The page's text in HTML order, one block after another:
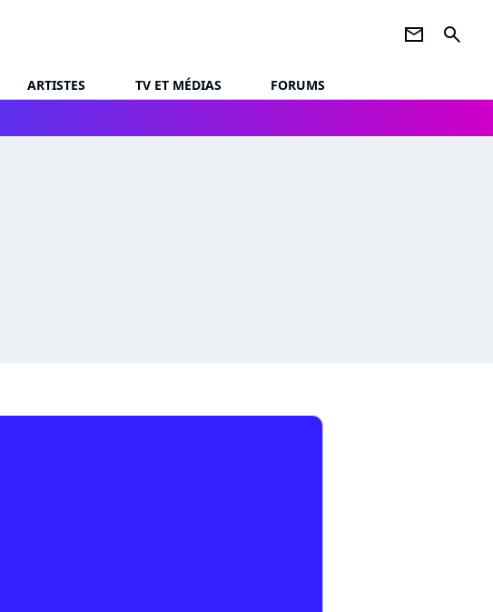
newsletter search
ARTISTES TV ET MÉDIAS
FORUMS